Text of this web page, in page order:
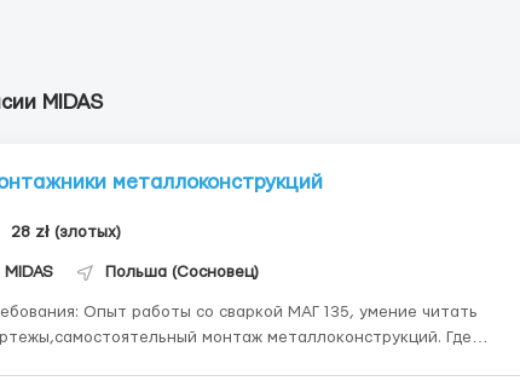
MIDAS
металлоконструкций
28 zł (злотых)
MIDAS Польша (Сосновец)
Опыт работы со сваркой МАГ 135, умение читать
монтаж металлоконструкций. Где